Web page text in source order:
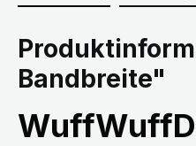
Bandbreite"